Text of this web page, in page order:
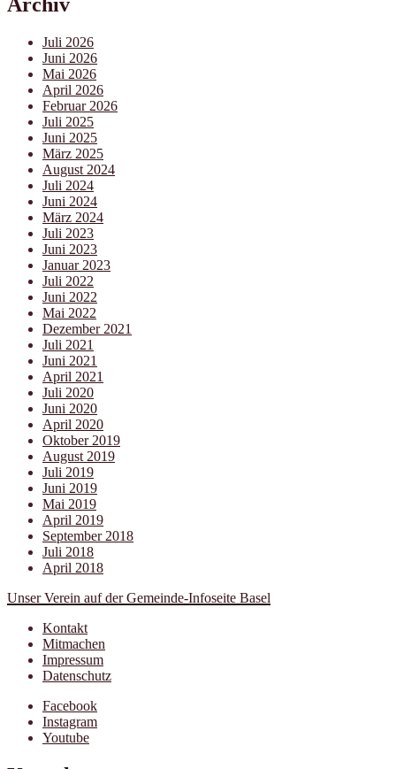
Juli 2026
Juni 2026
Mai 2026
April 2026
Februar 2026
Juli 2025
Juni 2025
März 2025
August 2024
Juli 2024
Juni 2024
März 2024
Juli 2023
Juni 2023
Januar 2023
Juli 2022
Juni 2022
Mai 2022
Dezember 2021
Juli 2021
Juni 2021
April 2021
Juli 2020
Juni 2020
April 2020
Oktober 2019
August 2019
Juli 2019
Juni 2019
Mai 2019
April 2019
September 2018
Juli 2018
April 2018
Unser Verein auf der Gemeinde-Infoseite Basel
Kontakt
Mitmachen
Impressum
Datenschutz
Facebook
Instagram
Youtube